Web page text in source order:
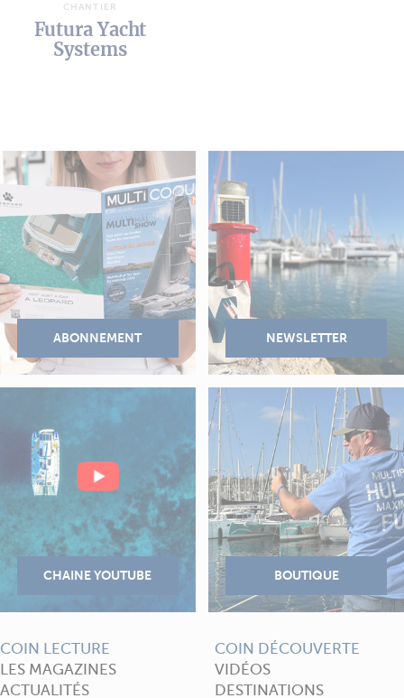
CHANTIER
Futura Yacht
Systems
COIN LECTURE
LES MAGAZINES
ACTUALITÉS
COIN DÉCOUVERTE
VIDÉOS
DESTINATIONS